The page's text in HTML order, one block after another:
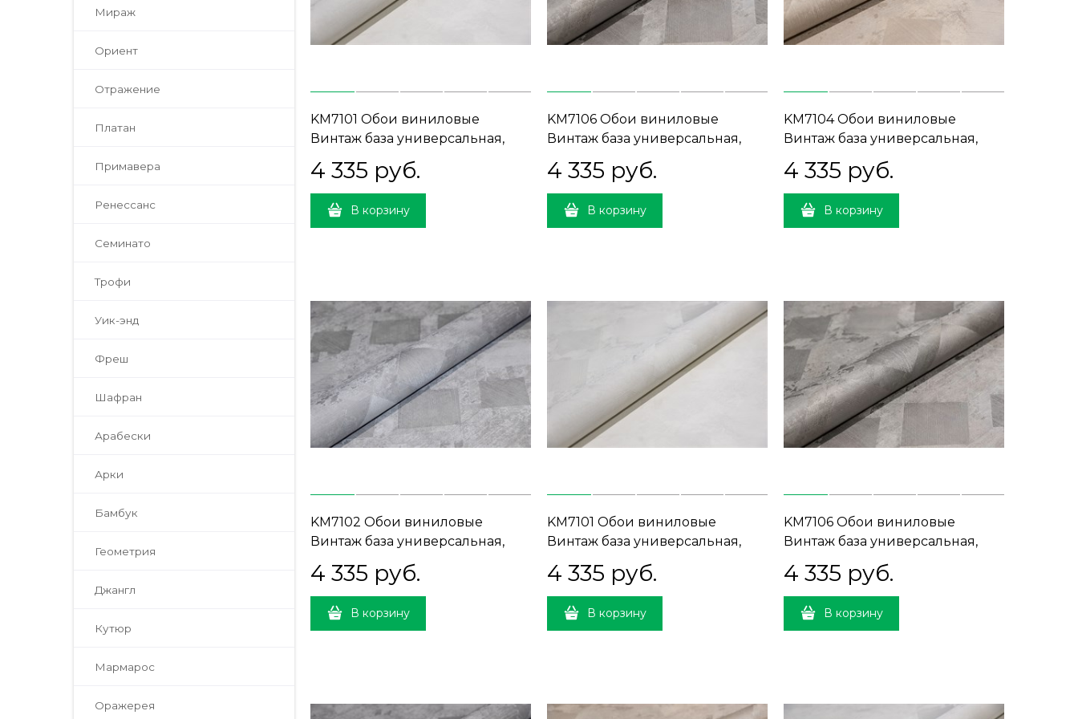
Мираж
Ориент
Отражение
Платан
Примавера
Ренессанс
Семинато
Трофи
Уик-энд
Фреш
Шафран
Арабески
Арки
Бамбук
Геометрия
Джангл
Кутюр
Мармарос
Оражерея
KM7101 Обои виниловые
Винтаж база универсальная,
белый (1, Т C) прямая стыковка
4 335 руб.
В корзину
KM7106 Обои виниловые
Винтаж база универсальная,
серо-коричневый (1, Т C) прямая
стыковка
4 335 руб.
В корзину
KM7104 Обои виниловые
Винтаж база универсальная,
бежевый (1, Т C) прямая
стыковка
4 335 руб.
В корзину
KM7102 Обои виниловые
Винтаж база универсальная,
серый (1, Т D) прямая стыковка
4 335 руб.
В корзину
KM7101 Обои виниловые
Винтаж база универсальная,
белый (1, Т D) прямая стыковка
4 335 руб.
В корзину
KM7106 Обои виниловые
Винтаж база универсальная,
серо-коричневый (1, Т В)
прямая стыковка
4 335 руб.
В корзину